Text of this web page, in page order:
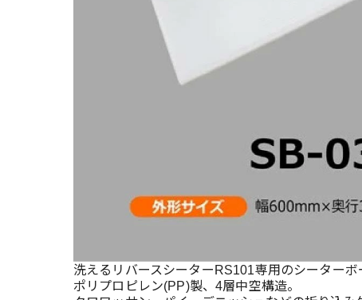
洗えるリバースシーターRS101専用のシーターボ
ポリプロピレン(PP)製、4層中空構造。